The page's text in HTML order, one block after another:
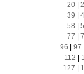
20|
39
58
77
96
97
112
127